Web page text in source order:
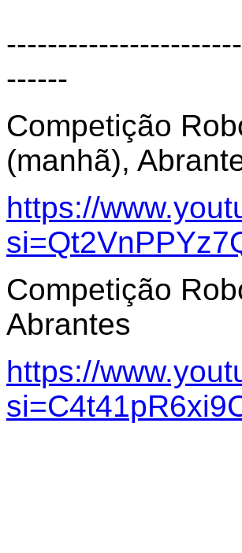
------
Competição
(manhã),
https://
Competição
Abrantes
https://